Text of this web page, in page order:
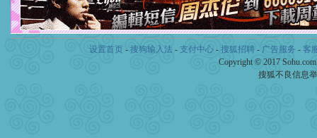
设置首页 - 搜狗输入法 - 支付中心- 搜狐招聘- 广告服务 - 客
Copyright © 2017
搜狐不良信息